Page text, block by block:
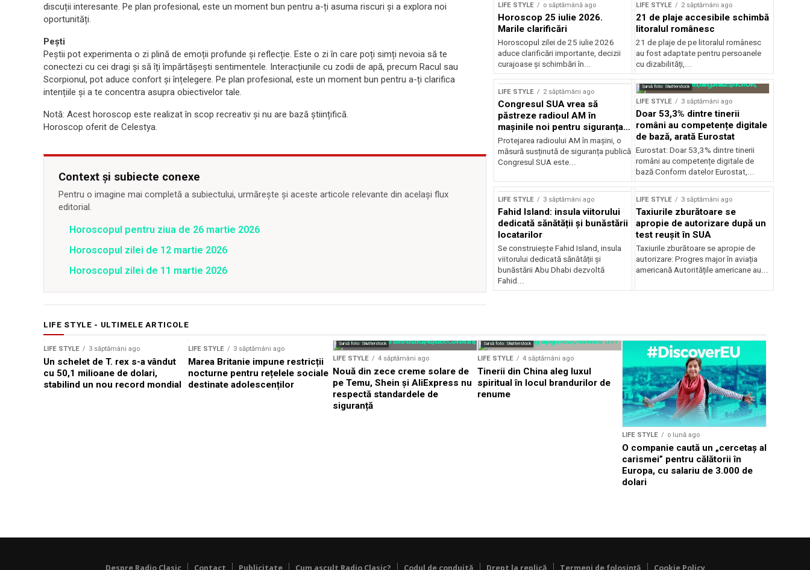
discuții interesante. Pe plan profesional, este un moment bun pentru a-ți asuma riscuri și a explora noi
oportunități.
Pești
Peștii pot experimenta o zi plină de emoții profunde și reflecție. Este o zi în care poți simți nevoia să te
conectezi cu cei dragi și să îți împărtășești sentimentele. Interacțiunile cu zodii de apă, precum Racul sau
Scorpionul, pot aduce confort și înțelegere. Pe plan profesional, este un moment bun pentru a-ți clarifica
intențiile și a te concentra asupra obiectivelor tale.
Notă: Acest horoscop este realizat în scop recreativ și nu are bază științifică.
Horoscop oferit de Celestya.
Context și subiecte conexe
Pentru o imagine mai completă a subiectului, urmărește și aceste articole relevante din același flux
editorial.
Horoscopul pentru ziua de 26 martie 2026
Horoscopul zilei de 12 martie 2026
Horoscopul zilei de 11 martie 2026
LIFE STYLE o săptămână ago
Horoscop 25 iulie 2026.
Marile clarificări
Horoscopul zilei de 25 iulie 2026
aduce clarificări importante, decizii
curajoase și schimbări în...
LIFE STYLE 2 săptămâni ago
21 de plaje accesibile schimbă
litoralul românesc
21 de plaje de pe litoralul românesc
au fost adaptate pentru persoanele
cu dizabilități,...
LIFE STYLE 2 săptămâni ago
Congresul SUA vrea să
păstreze radioul AM în
mașinile noi pentru siguranța
publică
Protejarea radioului AM în mașini, o
măsură susținută de siguranța publică
Congresul SUA este...
Sursă foto: Shutterstock
LIFE STYLE 3 săptămâni ago
Doar 53,3% dintre tinerii
români au competențe digitale
de bază, arată Eurostat
Eurostat: Doar 53,3% dintre tinerii
români au competențe digitale de
bază Conform datelor Eurostat,...
LIFE STYLE 3 săptămâni ago
Fahid Island: insula viitorului
dedicată sănătății și bunăstării
locatarilor
Se construiește Fahid Island, insula
viitorului dedicată sănătății și
bunăstării Abu Dhabi dezvoltă
Fahid...
LIFE STYLE 3 săptămâni ago
Taxiurile zburătoare se
apropie de autorizare după un
test reușit în SUA
Taxiurile zburătoare se apropie de
autorizare: Progres major în aviația
americană Autoritățile americane au...
LIFE STYLE - ULTIMELE ARTICOLE
LIFE STYLE 3 săptămâni ago
Un schelet de T. rex s-a vândut
cu 50,1 milioane de dolari,
stabilind un nou record mondial
Sursă foto: Shutterstock
LIFE STYLE 3 săptămâni ago
Marea Britanie impune restricții
nocturne pentru rețelele sociale
destinate adolescenților
Sursă foto: Shutterstock
LIFE STYLE 4 săptămâni ago
Nouă din zece creme solare de
pe Temu, Shein și AliExpress nu
respectă standardele de
siguranță
Sursă foto: Shutterstock
LIFE STYLE 4 săptămâni ago
Tinerii din China aleg luxul
spiritual în locul brandurilor de
renume
LIFE STYLE o lună ago
O companie caută un „cercetaș al
carismei” pentru călătorii în
Europa, cu salariu de 3.000 de
dolari
Despre Radio Clasic Contact Publicitate Cum ascult Radio Clasic? Codul de conduită Drept la replică Termeni de folosință Cookie Policy